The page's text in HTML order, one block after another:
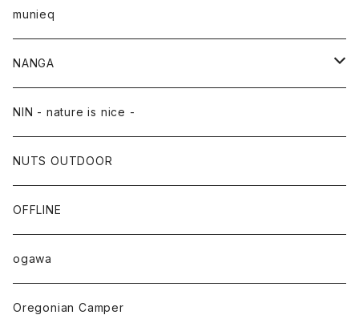
munieq
NANGA
NANGA×TACOMA FUJI RECORDS
NIN - nature is nice -
NUTS OUTDOOR
OFFLINE
ogawa
Oregonian Camper